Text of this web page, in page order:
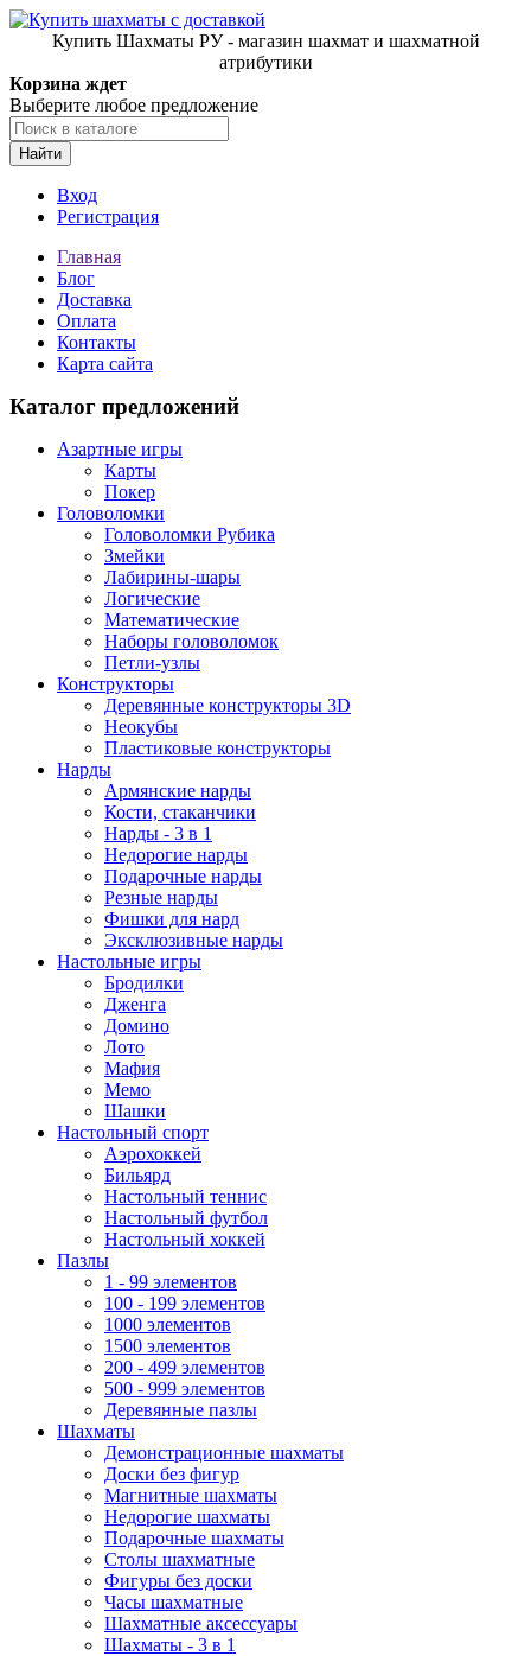
Купить Шахматы РУ - магазин шахмат и шахматной
атрибутики
Корзина ждет
Выберите любое предложение
Найти
Вход
Регистрация
Главная
Блог
Доставка
Оплата
Контакты
Карта сайта
Каталог предложений
Азартные игры
Карты
Покер
Головоломки
Головоломки Рубика
Змейки
Лабирины-шары
Логические
Математические
Наборы головоломок
Петли-узлы
Конструкторы
Деревянные конструкторы 3D
Неокубы
Пластиковые конструкторы
Нарды
Армянские нарды
Кости, стаканчики
Нарды - 3 в 1
Недорогие нарды
Подарочные нарды
Резные нарды
Фишки для нард
Эксклюзивные нарды
Настольные игры
Бродилки
Дженга
Домино
Лото
Мафия
Мемо
Шашки
Настольный спорт
Аэрохоккей
Бильярд
Настольный теннис
Настольный футбол
Настольный хоккей
Пазлы
1 - 99 элементов
100 - 199 элементов
1000 элементов
1500 элементов
200 - 499 элементов
500 - 999 элементов
Деревянные пазлы
Шахматы
Демонстрационные шахматы
Доски без фигур
Магнитные шахматы
Недорогие шахматы
Подарочные шахматы
Столы шахматные
Фигуры без доски
Часы шахматные
Шахматные аксессуары
Шахматы - 3 в 1